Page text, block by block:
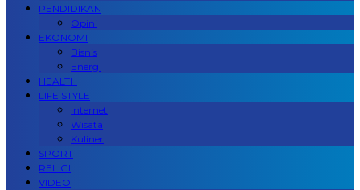
PENDIDIKAN
Opini
EKONOMI
Bisnis
Energi
HEALTH
LIFE STYLE
Internet
Wisata
Kuliner
SPORT
RELIGI
VIDEO